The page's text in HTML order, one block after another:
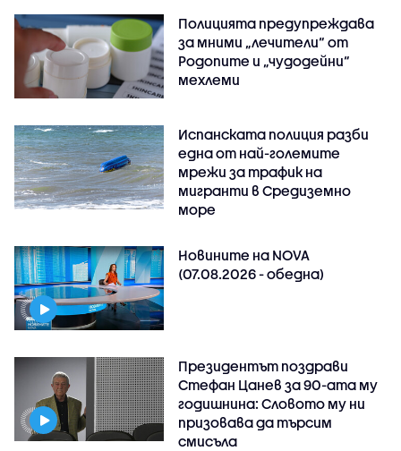
Полицията предупреждава
за мними „лечители“ от
Родопите и „чудодейни“
мехлеми
Испанската полиция разби
една от най-големите
мрежи за трафик на
мигранти в Средиземно
море
Новините на NOVA
(07.08.2026 - обедна)
Президентът поздрави
Стефан Цанев за 90-ата му
годишнина: Словото му ни
призовава да търсим
смисъла